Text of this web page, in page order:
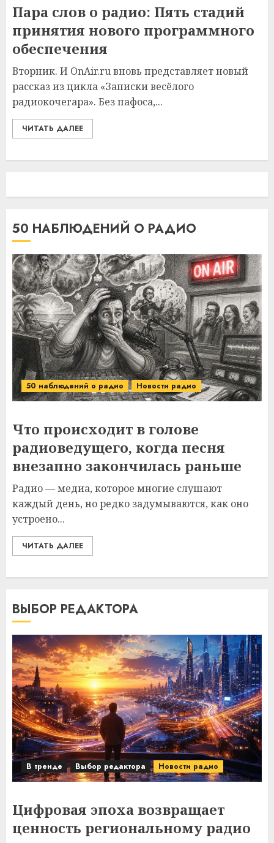
Пара слов о радио: Пять стадий
принятия нового программного
обеспечения
Вторник. И OnAir.ru вновь представляет новый
рассказ из цикла «Записки весёлого
радиокочегара». Без пафоса,...
ЧИТАТЬ ДАЛЕЕ
50 НАБЛЮДЕНИЙ О РАДИО
50 наблюдений о радио Новости радио
Что происходит в голове
радиоведущего, когда песня
внезапно закончилась раньше
Радио — медиа, которое многие слушают
каждый день, но редко задумываются, как оно
устроено...
ЧИТАТЬ ДАЛЕЕ
ВЫБОР РЕДАКТОРА
В тренде Выбор редактора Новости радио
Цифровая эпоха возвращает
ценность региональному радио